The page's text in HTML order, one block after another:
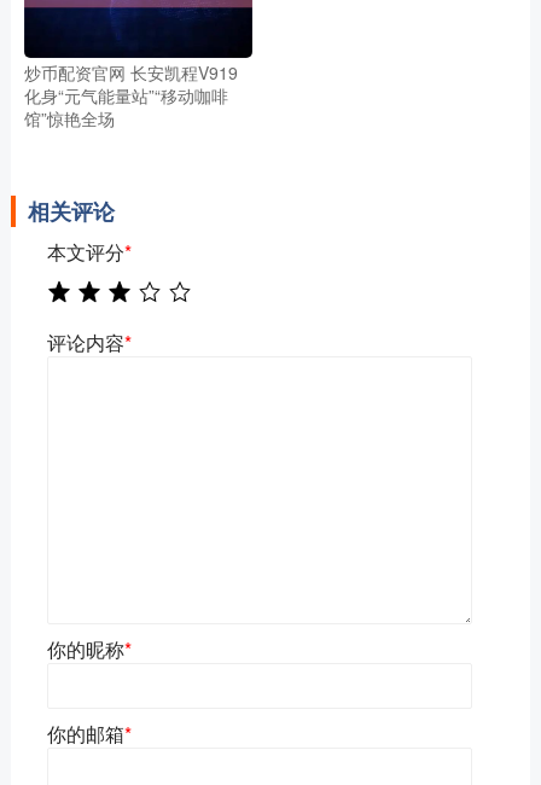
炒币配资官网 长安凯程V919
化身“元气能量站”“移动咖啡
馆”惊艳全场
相关评论
本文评分*
评论内容*
你的昵称*
你的邮箱*